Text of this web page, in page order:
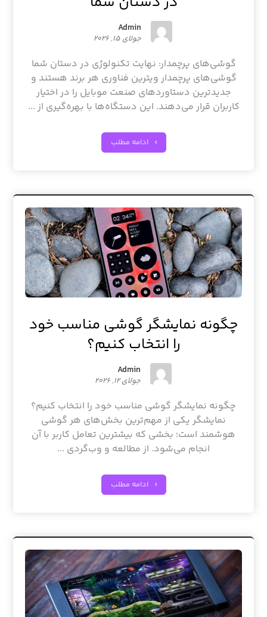
Admin
جولای ۱۵, ۲۰۲۶
گوشی‌های پرچمدار: نهایت تکنولوژی در دستان شما
گوشی‌های پرچمدار ویترین فناوری هر برند هستند و
جدیدترین دستاوردهای صنعت موبایل را در اختیار
کاربران قرار می‌دهند. این دستگاه‌ها با بهره‌گیری از ...
ادامه مطلب
چگونه نمایشگر گوشی مناسب خود
را انتخاب کنیم؟
Admin
جولای ۱۲, ۲۰۲۶
چگونه نمایشگر گوشی مناسب خود را انتخاب کنیم؟
نمایشگر یکی از مهم‌ترین بخش‌های هر گوشی
هوشمند است؛ بخشی که بیشترین تعامل کاربر با آن
انجام می‌شود. از مطالعه و وب‌گردی ...
ادامه مطلب